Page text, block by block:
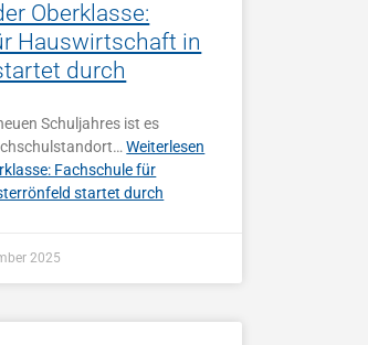
Oberklasse:
Hauswirtschaft in
durch
Schuljahres ist es
Weiterlesen
Fachschule für
startet durch
2025